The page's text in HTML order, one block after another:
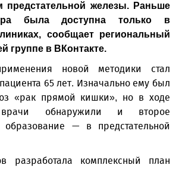
железы. Раньше
была доступна только в
сообщает региональный
группе в ВКонтакте.
новой методики стал
65 лет. Изначально ему был
«рак прямой кишки», но в ходе
врачи обнаружили и второе
образование — в предстательной
разработала комплексный план